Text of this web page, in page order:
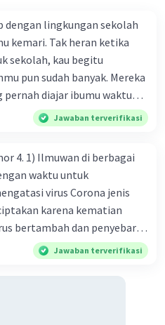
dengan lingkungan sekolah
kemari. Tak heran ketika
sekolah, kau begitu
pun sudah banyak. Mereka
diajar ibumu waktu
waktu itu baru saja pindah
bercetak tebal dalam kutipan
Jawaban terverifikasi
4. 1) Ilmuwan di berbagai
waktu untuk
virus Corona jenis
karena kematian
bertambah dan penyebaran
Jum'at (7-2-2020), Komisi
jumlah kematian
Jawaban terverifikasi